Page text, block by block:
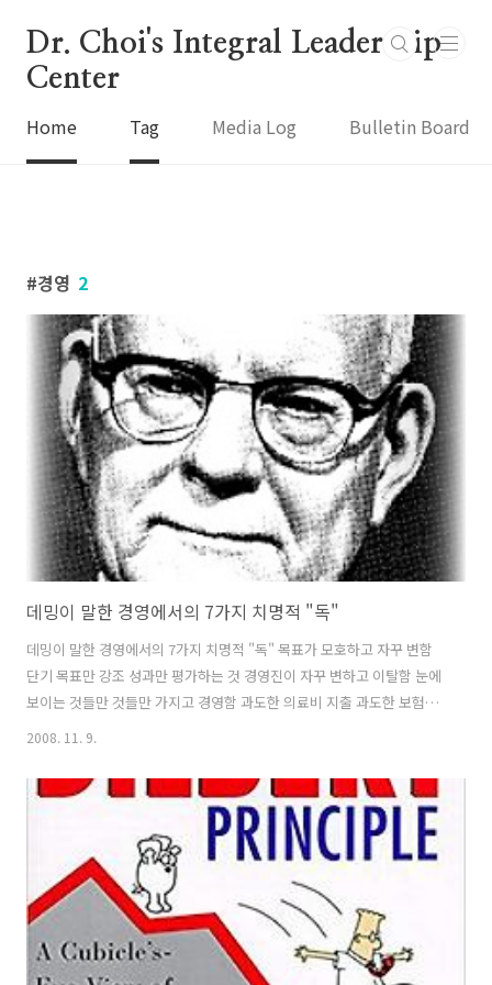
Dr. Choi's Integral Leadership
Center
Home Tag Media Log Bulletin Board
경영 2
데밍이 말한 경영에서의 7가지 치명적 "독"
데밍이 말한 경영에서의 7가지 치명적 "독" 목표가 모호하고 자꾸 변함
단기 목표만 강조 성과만 평가하는 것 경영진이 자꾸 변하고 이탈함 눈에
보이는 것들만 것들만 가지고 경영함 과도한 의료비 지출 과도한 보험과
법정분쟁비용 The Seven Deadly Diseases (also known as the
short-term profits. Evaluation by performance, merit rating, or
annual review of performance. Mobility of management.
Running a company on visible figures alone. Excess..
2008. 11. 9.